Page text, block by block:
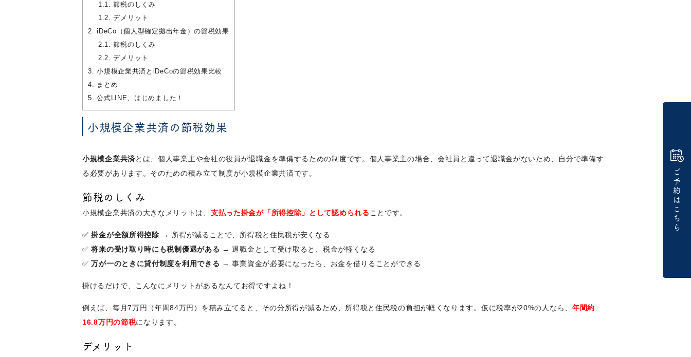
ご
予
約
は
こ
ち
ら
1.1. 節税のしくみ
1.2. デメリット
2. iDeCo（個人型確定拠出年金）の節税効果
2.1. 節税のしくみ
2.2. デメリット
3. 小規模企業共済とiDeCoの節税効果比較
4. まとめ
5. 公式LINE、はじめました！
小規模企業共済の節税効果
小規模企業共済とは、個人事業主や会社の役員が退職金を準備するための制度です。個人事業主の場合、会社員と違って退職金がないため、自分で準備す
る必要があります。そのための積み立て制度が小規模企業共済です。
節税のしくみ
小規模企業共済の大きなメリットは、 支払った掛金が「所得控除」として認められることです。
✅掛金が全額所得控除 → 所得が減ることで、所得税と住民税が安くなる
✅将来の受け取り時にも税制優遇がある → 退職金として受け取ると、税金が軽くなる
✅万が一のときに貸付制度を利用できる → 事業資金が必要になったら、お金を借りることができる
掛けるだけで、こんなにメリットがあるなんてお得ですよね！
例えば、毎月7万円（年間84万円）を積み立てると、その分所得が減るため、所得税と住民税の負担が軽くなります。仮に税率が20%の人なら、 年間約
16.8万円の節税になります。
デメリット